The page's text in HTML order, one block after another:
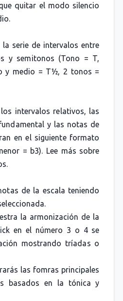
quitar el modo silencio
serie de intervalos entre
y semitonos (Tono = T,
y medio = T½, 2 tonos =
intervalos relativos, las
y las notas de
en el siguiente formato
= b3). Lee más sobre
de la escala teniendo
la armonización de la
en el número 3 o 4 se
mostrando tríadas o
las fomras principales
basados en la tónica y